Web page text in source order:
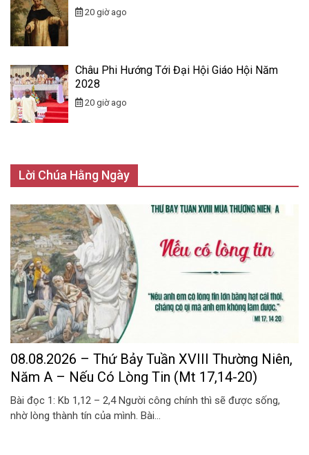
20 giờ ago
Châu Phi Hướng Tới Đại Hội Giáo Hội Năm
2028
20 giờ ago
Lời Chúa Hằng Ngày
08.08.2026 – Thứ Bảy Tuần XVIII Thường Niên,
Năm A – Nếu Có Lòng Tin (Mt 17,14-20)
Bài đọc 1: Kb 1,12 – 2,4 Người công chính thì sẽ được sống,
nhờ lòng thành tín của mình. Bài...